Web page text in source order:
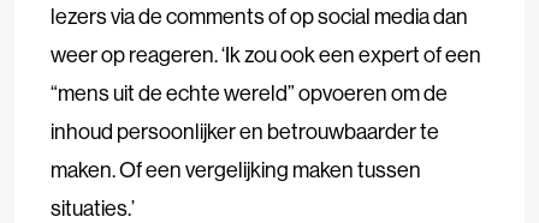
lezers via de comments of op social media dan
weer op reageren. ‘Ik zou ook een expert of een
“mens uit de echte wereld” opvoeren om de
inhoud persoonlijker en betrouwbaarder te
maken. Of een vergelijking maken tussen
situaties.’